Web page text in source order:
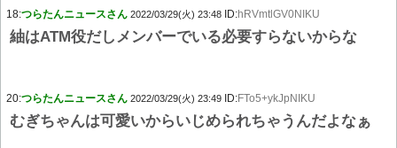
18:つらたんニュースさん 2022/03/29(火) 23:48 ID:hRVmtlGV0NIKU
紬はATM役だしメンバーでいる必要すらないからな
20:つらたんニュースさん 2022/03/29(火) 23:49 ID:FTo5+ykJpNIKU
むぎちゃんは可愛いからいじめられちゃうんだよなぁ